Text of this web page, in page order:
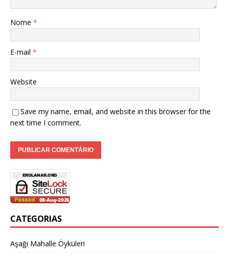
Nome *
E-mail *
Website
Save my name, email, and website in this browser for the
next time I comment.
CATEGORIAS
Aşağı Mahalle Öyküleri